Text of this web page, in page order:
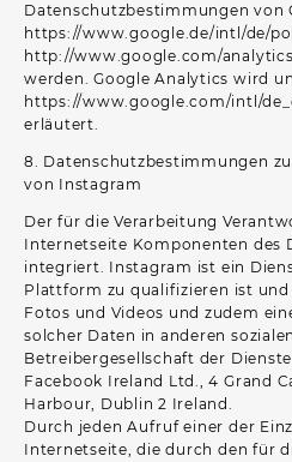
Datenschutzbestimmungen von
https://www.google.de/intl/de/
http://www.google.com/
werden. Google Analytics wird
https://www.google.com/intl/
erläutert.
8. Datenschutzbestimmungen
von Instagram
Der für die Verarbeitung
Internetseite Komponenten des
integriert. Instagram ist ein
Plattform zu qualifizieren ist und
Fotos und Videos und zudem
solcher Daten in anderen
Betreibergesellschaft der
Facebook Ireland Ltd., 4 Grand
Harbour, Dublin 2 Ireland.
Durch jeden Aufruf einer der
Internetseite, die durch den für